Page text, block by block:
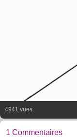
4941 vues
1 Commentaires